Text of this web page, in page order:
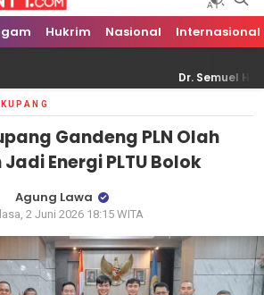
Hukrim Nasional Internasional
Dr. Semuel Haning: Putusan
Gandeng PLN Olah
Energi PLTU Bolok
Agung Lawa
2 Juni 2026 18:15 WITA